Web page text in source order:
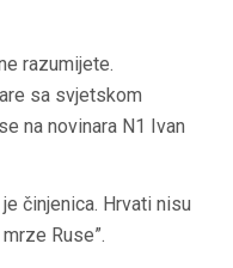
razumijete.
sa svjetskom
na novinara N1 Ivan
činjenica. Hrvati nisu
Ruse”.